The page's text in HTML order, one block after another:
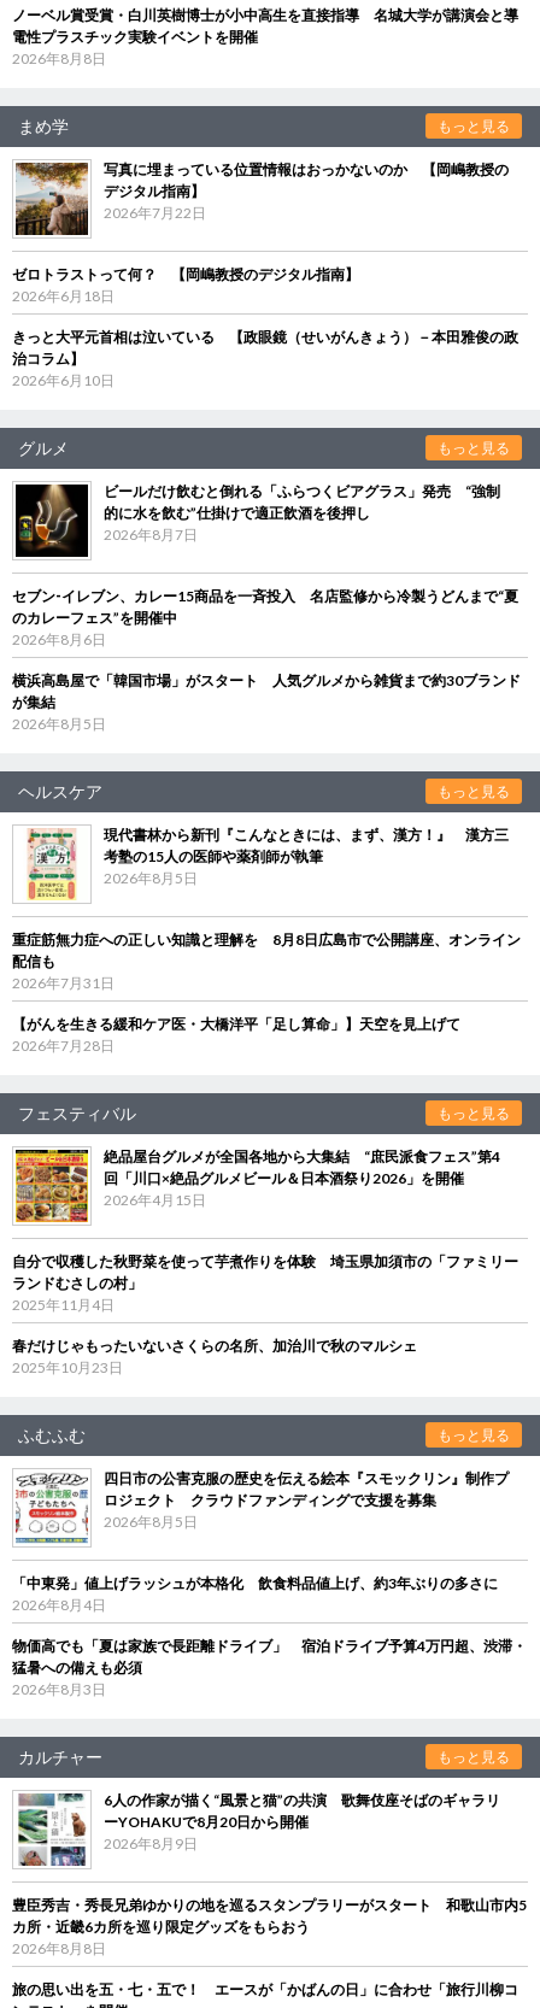
ノーベル賞受賞・白川英樹博士が小中高生を直接指導 名城大学が講演会と導
電性プラスチック実験イベントを開催
2026年8月8日
まめ学 もっと見る
写真に埋まっている位置情報はおっかないのか 【岡嶋教授の
デジタル指南】
2026年7月22日
ゼロトラストって何？ 【岡嶋教授のデジタル指南】
2026年6月18日
きっと大平元首相は泣いている 【政眼鏡（せいがんきょう）－本田雅俊の政
治コラム】
2026年6月10日
グルメ もっと見る
ビールだけ飲むと倒れる「ふらつくビアグラス」発売 “強制
的に水を飲む”仕掛けで適正飲酒を後押し
2026年8月7日
セブン‐イレブン、カレー15商品を一斉投入 名店監修から冷製うどんまで“夏
のカレーフェス”を開催中
2026年8月6日
横浜高島屋で「韓国市場」がスタート 人気グルメから雑貨まで約30ブランド
が集結
2026年8月5日
ヘルスケア もっと見る
現代書林から新刊『こんなときには、まず、漢方！』 漢方三
考塾の15人の医師や薬剤師が執筆
2026年8月5日
重症筋無力症への正しい知識と理解を 8月8日広島市で公開講座、オンライン
配信も
2026年7月31日
【がんを生きる緩和ケア医・大橋洋平「足し算命」】天空を見上げて
2026年7月28日
フェスティバル もっと見る
絶品屋台グルメが全国各地から大集結 “庶民派食フェス”第4
回「川口×絶品グルメビール＆日本酒祭り2026」を開催
2026年4月15日
自分で収穫した秋野菜を使って芋煮作りを体験 埼玉県加須市の「ファミリー
ランドむさしの村」
2025年11月4日
春だけじゃもったいないさくらの名所、加治川で秋のマルシェ
2025年10月23日
ふむふむ もっと見る
四日市の公害克服の歴史を伝える絵本『スモックリン』制作プ
ロジェクト クラウドファンディングで支援を募集
2026年8月5日
「中東発」値上げラッシュが本格化 飲食料品値上げ、約3年ぶりの多さに
2026年8月4日
物価高でも「夏は家族で長距離ドライブ」 宿泊ドライブ予算4万円超、渋滞・
猛暑への備えも必須
2026年8月3日
カルチャー もっと見る
6人の作家が描く“風景と猫”の共演 歌舞伎座そばのギャラリ
ーYOHAKUで8月20日から開催
2026年8月9日
豊臣秀吉・秀長兄弟ゆかりの地を巡るスタンプラリーがスタート 和歌山市内5
カ所・近畿6カ所を巡り限定グッズをもらおう
2026年8月8日
旅の思い出を五・七・五で！ エースが「かばんの日」に合わせ「旅行川柳コ